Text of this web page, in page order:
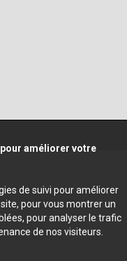
améliorer votre
de suivi pour améliorer
pour vous montrer un
pour analyser le trafic
de nos visiteurs.